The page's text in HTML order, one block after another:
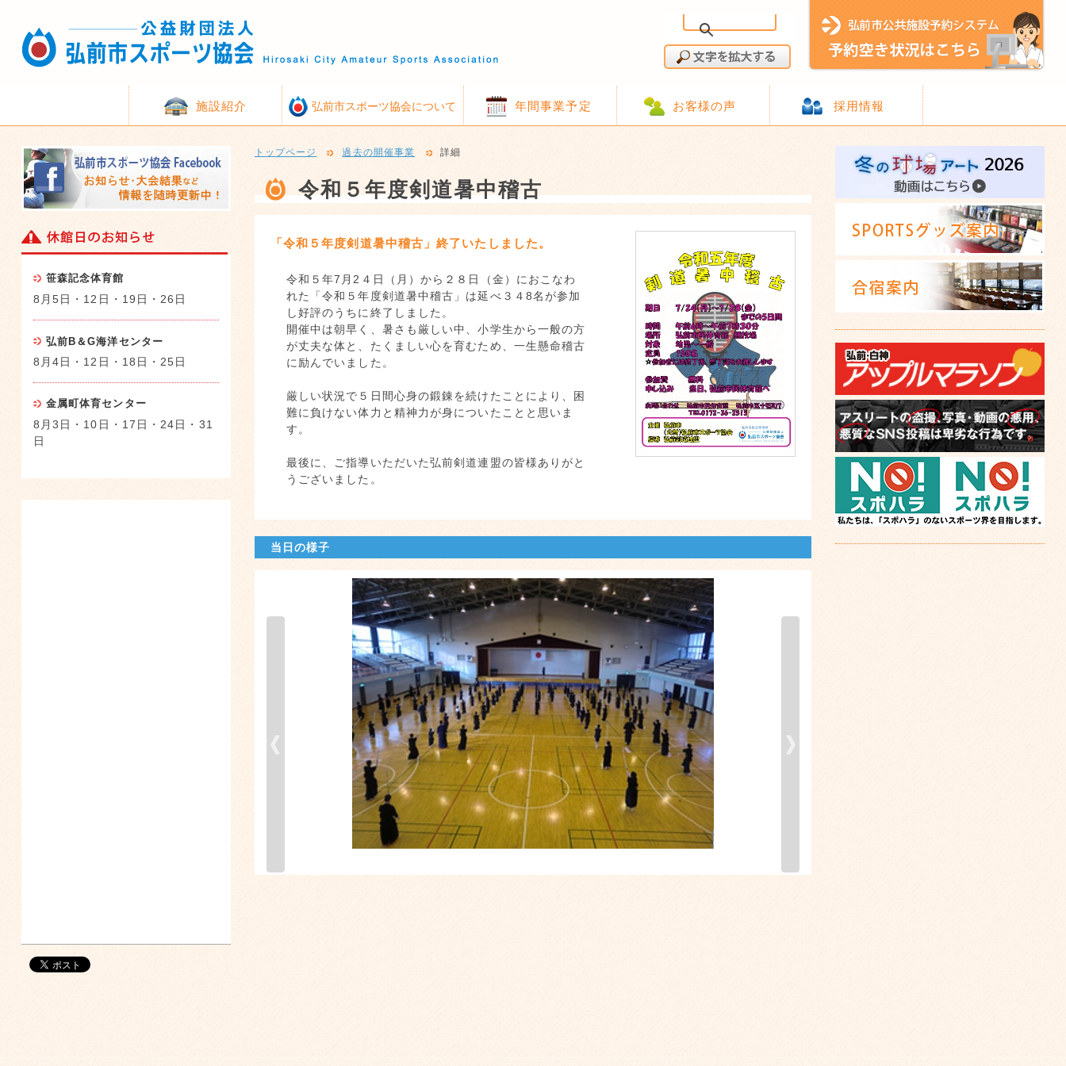
施設紹介 弘前市スポーツ協会について 年間事業予定 お客様の声 採用情報
トップページ 過去の開催事業 詳細
令和５年度剣道暑中稽古
「令和５年度剣道暑中稽古」終了いたしました。
令和５年7月2４日（月）から２８日（金）におこなわ
れた「令和５年度剣道暑中稽古」は延べ３４8名が参加
し好評のうちに終了しました。
開催中は朝早く、暑さも厳しい中、小学生から一般の方
が丈夫な体と、たくましい心を育むため、一生懸命稽古
に励んでいました。
厳しい状況で５日間心身の鍛錬を続けたことにより、困
難に負けない体力と精神力が身についたことと思いま
す。
最後に、ご指導いただいた弘前剣道連盟の皆様ありがと
うございました。
当日の様子
笹森記念体育館
8月5日・12日・19日・26日
弘前B＆G海洋センター
8月4日・12日・18日・25日
金属町体育センター
8月3日・10日・17日・24日・31
日